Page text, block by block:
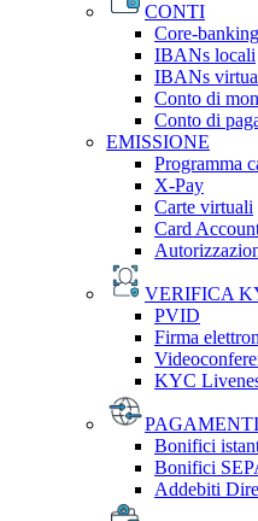
CONTI
Core-banking
IBANs locali
IBANs
Conto di
Conto di
EMISSIONE
Programma
X-Pay
Carte virtuali
Card
VERIFICA
PVID
Firma
KYC
Bonifici
Bonifici
Addebiti